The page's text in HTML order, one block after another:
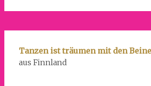
Tanzen ist träumen mit den
aus Finnland